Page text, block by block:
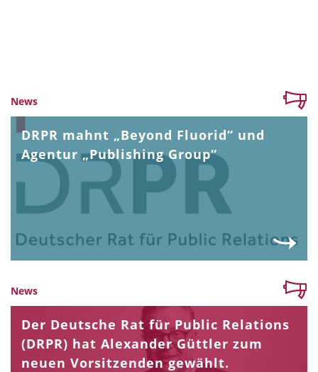
News
DRPR mahnt „Beyond Fluorid“ und
Agentur „Publishing Group“
News
Der Deutsche Rat für Public Relations
(DRPR) hat Alexander Güttler zum
neuen Vorsitzenden gewählt.